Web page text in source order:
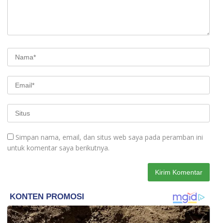
Simpan nama, email, dan situs web saya pada peramban ini
untuk komentar saya berikutnya.